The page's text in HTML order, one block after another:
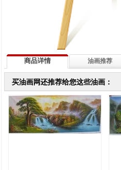
商品详情 油画推荐
买油画网还推荐给您这些油画：